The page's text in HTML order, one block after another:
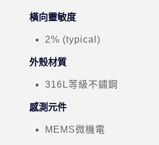
橫向靈敏度
2% (typical)
外殼材質
316L等級不鏽鋼
感測元件
MEMS微機電